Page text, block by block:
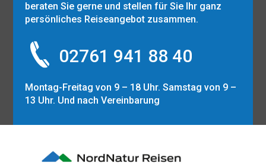
beraten Sie gerne und stellen für Sie Ihr ganz
persönliches Reiseangebot zusammen.
02761 941 88 40
Montag-Freitag von 9 – 18 Uhr. Samstag von 9 –
13 Uhr. Und nach Vereinbarung